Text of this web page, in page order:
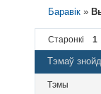
Баравік »
Старонкі 1
Тэмаў
Тэмы